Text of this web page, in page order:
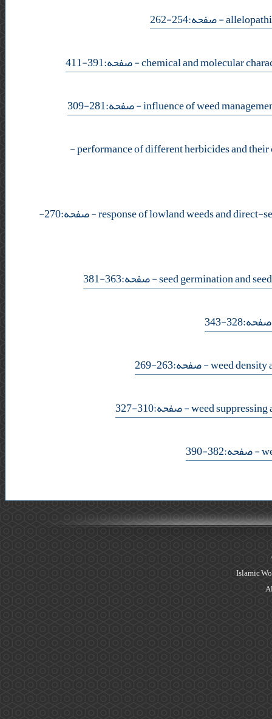
- صفحه:254-262
- صفحه:391-411
- صفحه:281-309
-
- صفحه:270-
- صفحه:363-381
343
- صفحه:263-269
- صفحه:310-327
- صفحه:382-390
Islamic